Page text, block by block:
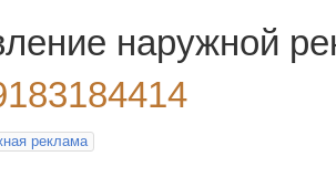
наружной
реклама